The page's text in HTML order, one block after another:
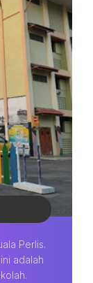
Perlis.
adalah